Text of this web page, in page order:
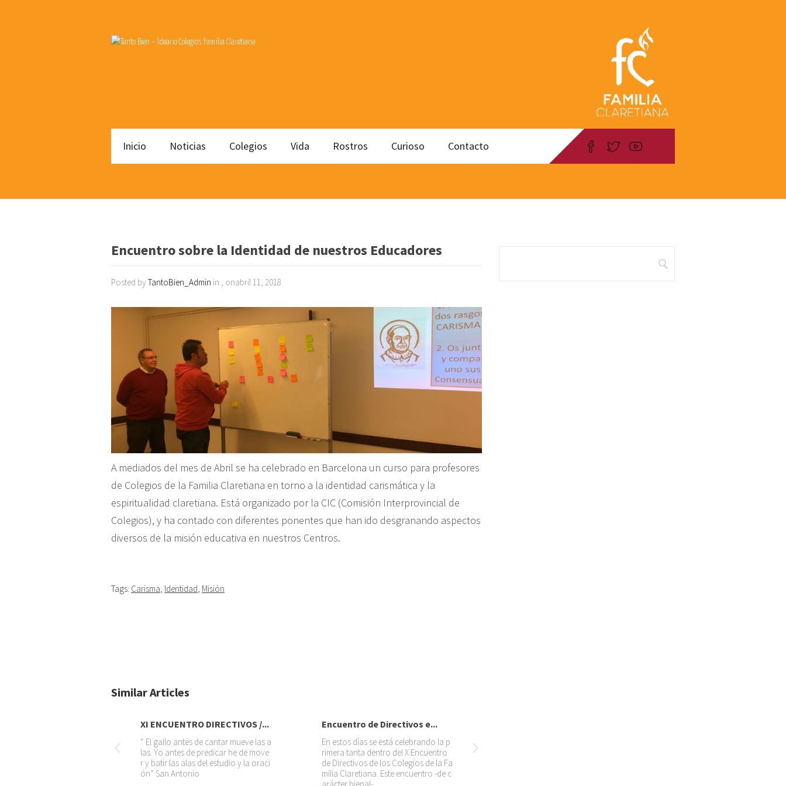
Inicio Noticias Colegios Vida Rostros Curioso Contacto
Encuentro sobre la Identidad de nuestros Educadores
Posted by TantoBien_Admin in , onabril 11, 2018
A mediados del mes de Abril se ha celebrado en Barcelona un curso para profesores
de Colegios de la Familia Claretiana en torno a la identidad carismática y la
espiritualidad claretiana. Está organizado por la CIC (Comisión Interprovincial de
Colegios), y ha contado con diferentes ponentes que han ido desgranando aspectos
diversos de la misión educativa en nuestros Centros.
Tags: Carisma, Identidad, Misión
Similar Articles
XI ENCUENTRO DIRECTIVOS /...
“ El gallo antes de cantar mueve las a
las. Yo antes de predicar he de move
r y batir las alas del estudio y la oraci
ón” San Antonio
Encuentro de Directivos e...
En estos días se está celebrando la p
rimera tanta dentro del X Encuentro
de Directivos de los Colegios de la Fa
milia Claretiana. Este encuentro -de c